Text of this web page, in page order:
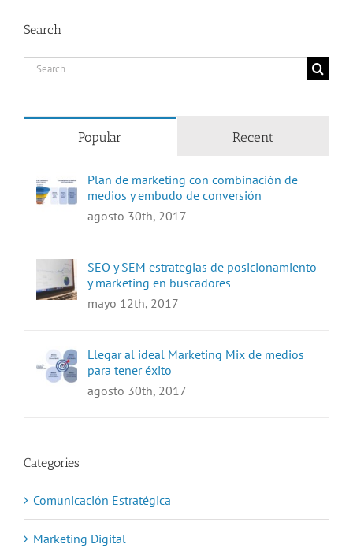
Search
Search
Popular Recent
Plan de marketing con combinación de
medios y embudo de conversión
agosto 30th, 2017
SEO y SEM estrategias de posicionamiento
y marketing en buscadores
mayo 12th, 2017
Llegar al ideal Marketing Mix de medios
para tener éxito
agosto 30th, 2017
Categories
Comunicación Estratégica
Marketing Digital